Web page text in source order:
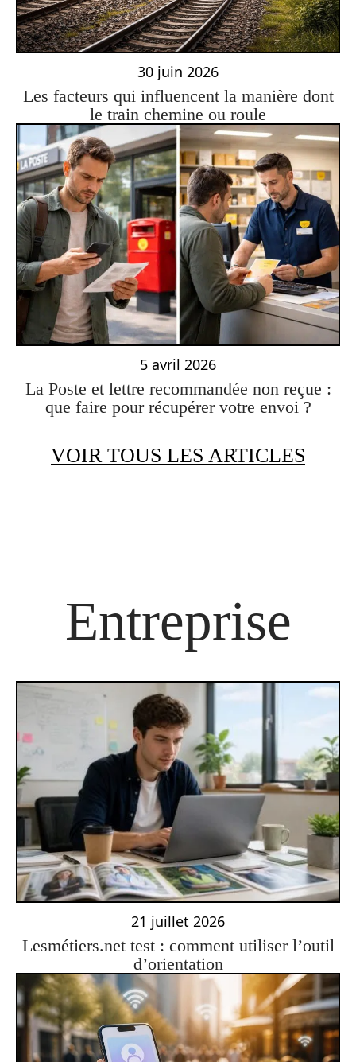
30 juin 2026
Les facteurs qui influencent la manière dont
le train chemine ou roule
5 avril 2026
La Poste et lettre recommandée non reçue :
que faire pour récupérer votre envoi ?
VOIR TOUS LES ARTICLES
Entreprise
21 juillet 2026
Lesmétiers.net test : comment utiliser l’outil
d’orientation